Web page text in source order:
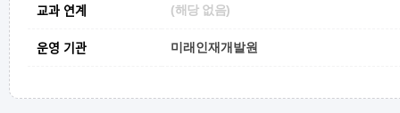
교과 연계 (해당 없음)
운영 기관 미래인재개발원